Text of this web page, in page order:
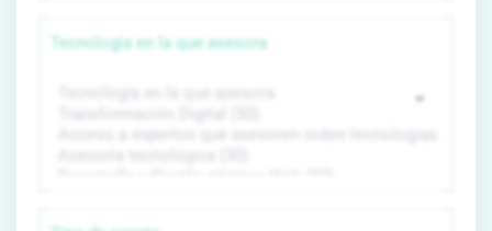
Tecnología en la que asesora